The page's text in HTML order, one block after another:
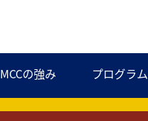
MCCの強み プログラム